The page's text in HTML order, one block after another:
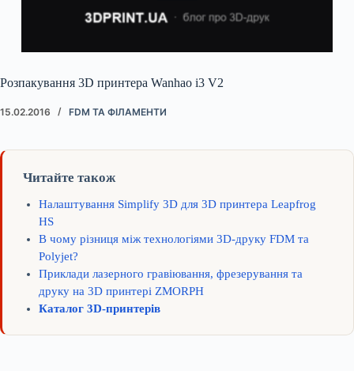
Розпакування 3D принтера Wanhao i3 V2
15.02.2016 FDM ТА ФІЛАМЕНТИ
Читайте також
Налаштування Simplify 3D для 3D принтера Leapfrog
HS
В чому різниця між технологіями 3D-друку FDM та
Polyjet?
Приклади лазерного гравіювання, фрезерування та
друку на 3D принтері ZMORPH
Каталог 3D-принтерів